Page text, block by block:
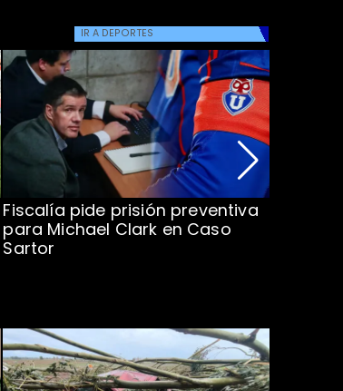
IR A DEPORTES
Fiscalía pide prisión preventiva
para Michael Clark en Caso
Sartor